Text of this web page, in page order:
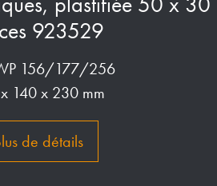
923529
156/177/256
140 x 230 mm
de détails